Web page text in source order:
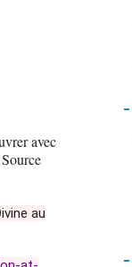
avec
au